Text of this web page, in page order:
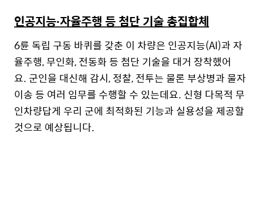
인공지능∙자율주행 등 첨단 기술 총집합체
6륜 독립 구동 바퀴를 갖춘 이 차량은 인공지능(AI)과 자
율주행,무인화,전동화 등 첨단 기술을 대거 장착했어
요.군인을 대신해 감시,정찰,전투는 물론 부상병과 물자
이송 등 여러 임무를 수행할 수 있는데요. 신형 다목적 무
인차량답게 우리 군에 최적화된 기능과 실용성을 제공할
것으로 예상됩니다.